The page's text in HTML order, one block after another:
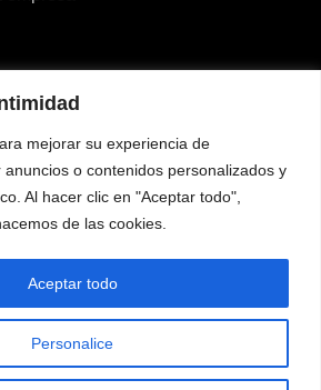
mejorar su experiencia de
o contenidos personalizados y
Al hacer clic en "Aceptar todo",
de las cookies.
Personalice
Aceptar todo
North Road, Haizhou, Guzhen,
China